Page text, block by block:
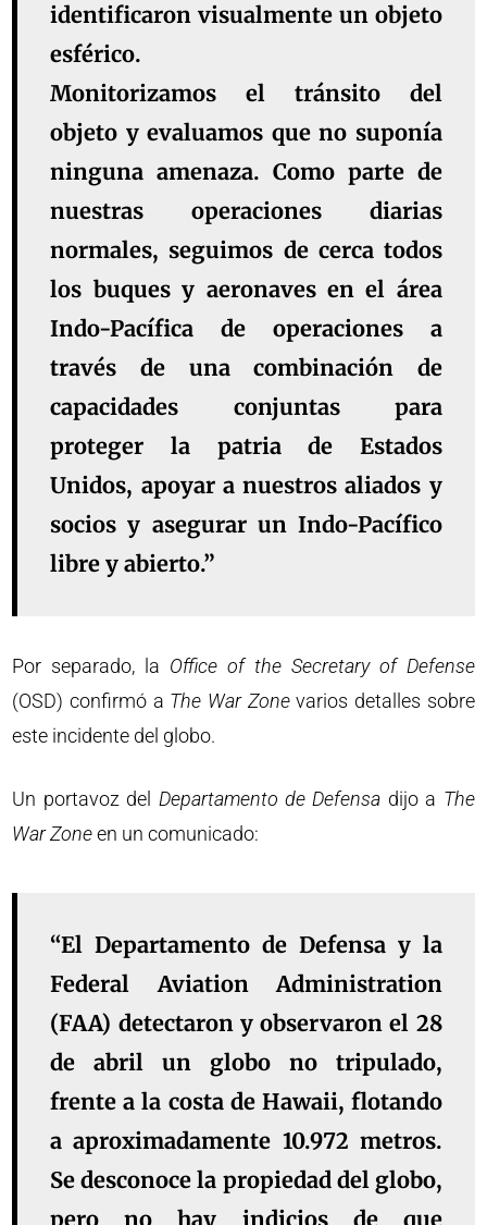
identificaron visualmente un objeto
esférico.
Monitorizamos el tránsito del
objeto y evaluamos que no suponía
ninguna amenaza. Como parte de
nuestras operaciones diarias
normales, seguimos de cerca todos
los buques y aeronaves en el área
Indo-Pacífica de operaciones a
través de una combinación de
capacidades conjuntas para
proteger la patria de Estados
Unidos, apoyar a nuestros aliados y
socios y asegurar un Indo-Pacífico
libre y abierto.”
Por separado, la Office of the Secretary of Defense
(OSD) confirmó a The War Zonevarios detalles sobre
este incidente del globo.
Un portavoz del Departamento de Defensa dijo a The
War Zoneen un comunicado:
“El Departamento de Defensa y la
Federal Aviation Administration
(FAA) detectaron y observaron el 28
de abril un globo no tripulado,
frente a la costa de Hawaii, flotando
a aproximadamente 10.972 metros.
Se desconoce la propiedad del globo,
pero no hay indicios de que